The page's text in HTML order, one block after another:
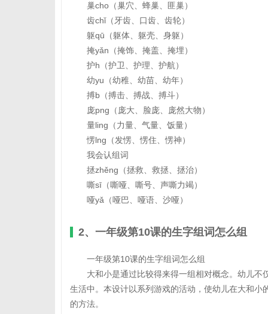
巢cho（巢穴、蜂巢、匪巢）
齿chǐ（牙齿、口齿、齿轮）
躯qū（躯体、躯壳、身躯）
掩yǎn（掩饰、掩盖、掩埋）
护h（护卫、护理、护航）
幼yu（幼稚、幼苗、幼年）
搏b（搏击、搏战、搏斗）
庞png（庞大、脸庞、庞然大物）
量ling（力量、气量、饭量）
愣lng（发愣、愣住、愣神）
我会认组词
拯zhěng（拯救、救拯、拯治）
嘶sī（嘶哑、嘶号、声嘶力竭）
哑yǎ（哑巴、哑语、沙哑）
2、一年级第10课的生字组词怎么组
一年级第10课的生字组词怎么组
大和小是通过比较得来得一组相对概念。幼儿
生活中。本设计以系列游戏的活动，使幼儿在大和
的方法。